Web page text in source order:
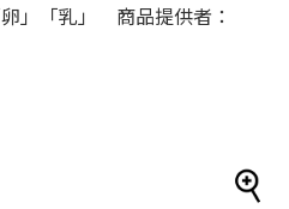
」「乳」 商品提供者：